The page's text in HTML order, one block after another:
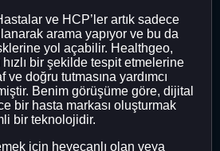
ve HCP’ler artık sadece
arama yapıyor ve bu da
yol açabilir. Healthgeo,
hızlı bir şekilde tespit etmelerine
doğru tutmasına yardımcı
Benim görüşüme göre, dijital
bir hasta markası oluşturmak
bir teknolojidir.
için heyecanlı olan veya